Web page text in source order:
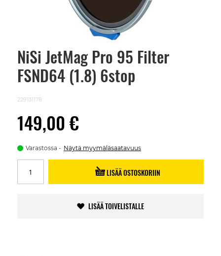
NiSi JetMag Pro 95 Filter
FSND64 (1.8) 6stop
229131178
149,00 €
Varastossa Näytä myymäläsaatavuus
LISÄÄ OSTOSKORIIN
LISÄÄ TOIVELISTALLE
Skip
beginning
images